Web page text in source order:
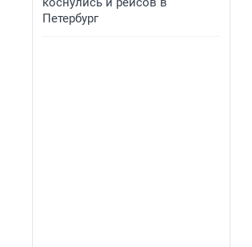
Петербург